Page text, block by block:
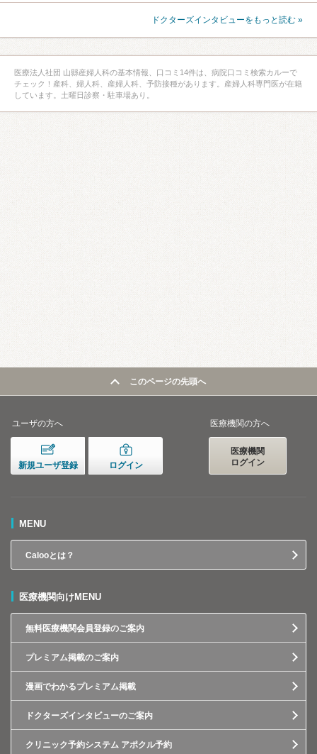
ドクターズインタビューをもっと読む »
医療法人社団 山縣産婦人科の基本情報、口コミ14件は、病院口コミ検索カルーで
チェック！産科、婦人科、産婦人科、予防接種があります。産婦人科専門医が在籍
しています。土曜日診察・駐車場あり。
このページの先頭へ
ユーザの方へ
新規ユーザ登録 ログイン
医療機関の方へ
医療機関
ログイン
MENU
Calooとは？
医療機関向けMENU
無料医療機関会員登録のご案内
プレミアム掲載のご案内
漫画でわかるプレミアム掲載
ドクターズインタビューのご案内
クリニック予約システム アポクル予約